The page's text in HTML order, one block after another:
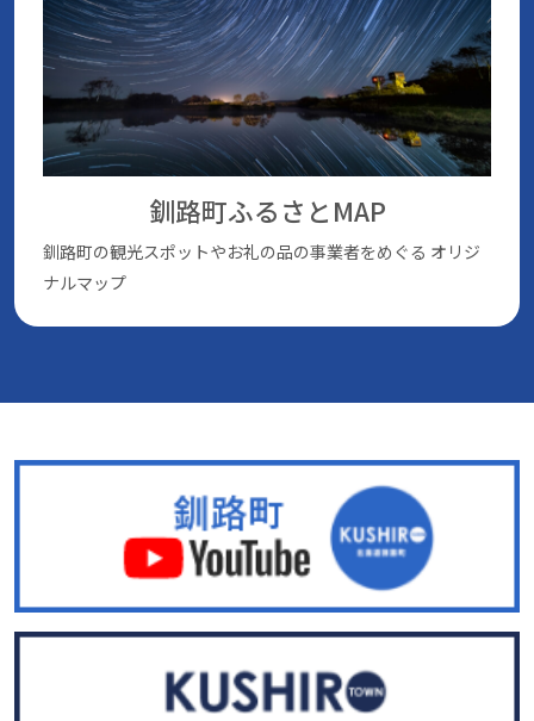
釧路町ふるさとMAP
釧路町の観光スポットやお礼の品の事業者をめぐる オリジ
ナルマップ